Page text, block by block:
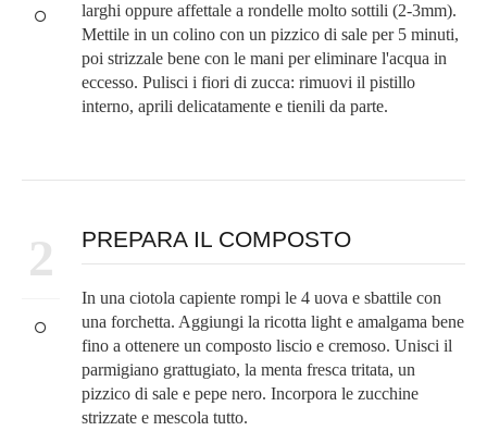
larghi oppure affettale a rondelle molto sottili (2-3mm).
Mettile in un colino con un pizzico di sale per 5 minuti,
poi strizzale bene con le mani per eliminare l'acqua in
eccesso. Pulisci i fiori di zucca: rimuovi il pistillo
interno, aprili delicatamente e tienili da parte.
2 PREPARA IL COMPOSTO
In una ciotola capiente rompi le 4 uova e sbattile con
una forchetta. Aggiungi la ricotta light e amalgama bene
fino a ottenere un composto liscio e cremoso. Unisci il
parmigiano grattugiato, la menta fresca tritata, un
pizzico di sale e pepe nero. Incorpora le zucchine
strizzate e mescola tutto.